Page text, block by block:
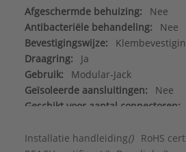
Afgeschermde behuizing:
Nee
Antibacteriële behandeling:
Nee
Bevestigingswijze:
Draagring:
Ja
Gebruik:
Modular-Jack
Geïsoleerde aansluitingen:
Nee
Geschikt voor aantal connectoren:
Halogeenvrij:
Ja
Installatie handleiding() RoHS